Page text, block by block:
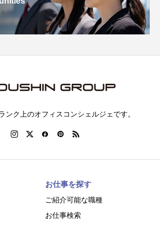
ンク上のオフィスコンシェルジェです。
お仕事を探す
ご紹介可能な職種
お仕事検索